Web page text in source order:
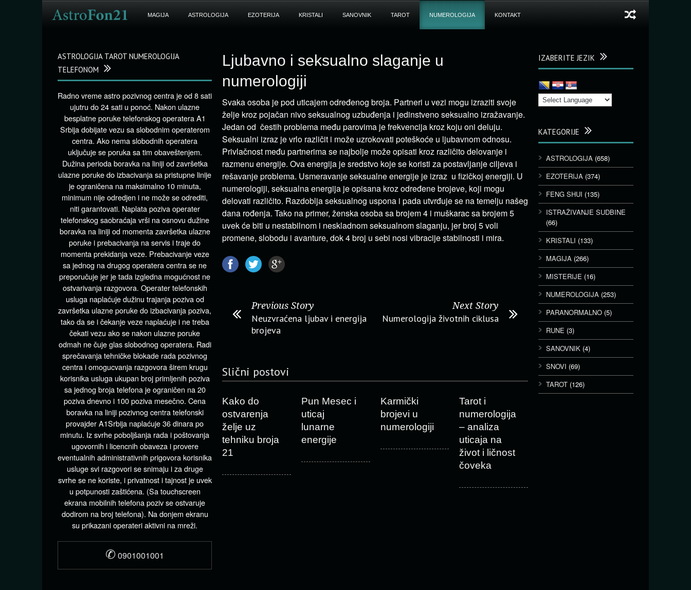
MAGIJA ASTROLOGIJA EZOTERIJA KRISTALI SANOVNIK TAROT NUMEROLOGIJA KONTAKT
Ljubavno i seksualno slaganje u
numerologiji
Svaka osoba je pod uticajem određenog broja. Partneri u vezi mogu izraziti svoje
želje kroz pojačan nivo seksualnog uzbuđenja i jedinstveno seksualno izražavanje.
Jedan od čestih problema među parovima je frekvencija kroz koju oni deluju.
Seksualni izraz je vrlo različit i može uzrokovati poteškoće u ljubavnom odnosu.
Privlačnost među partnerima se najbolje može opisati kroz različito delovanje i
razmenu energije. Ova energija je sredstvo koje se koristi za postavljanje ciljeva i
rešavanje problema. Usmeravanje seksualne energije je izraz u fizičkoj energiji. U
numerologiji, seksualna energija je opisana kroz određene brojeve, koji mogu
delovati različito. Razdoblja seksualnog uspona i pada utvrđuje se na temelju našeg
dana rođenja. Tako na primer, ženska osoba sa brojem 4 i muškarac sa brojem 5
uvek će biti u nestabilnom i neskladnom seksualnom slaganju, jer broj 5 voli
promene, slobodu i avanture, dok 4 broj u sebi nosi vibracije stabilnosti i mira.
Previous Story
Neuzvraćena ljubav i energija
brojeva
Next Story
Numerologija životnih ciklusa
Slični postovi
Kako do
ostvarenja
želje uz
tehniku broja
21
Pun Mesec i
uticaj
lunarne
energije
Karmički
brojevi u
numerologiji
Tarot i
numerologija
– analiza
uticaja na
život i ličnost
čoveka
IZABERITE JEZIK
KATEGORIJE
ASTROLOGIJA (658)
EZOTERIJA (374)
FENG SHUI (135)
ISTRAŽIVANJE SUDBINE
(66)
KRISTALI (133)
MAGIJA (266)
MISTERIJE (16)
NUMEROLOGIJA (253)
PARANORMALNO (5)
RUNE (3)
SANOVNIK (4)
SNOVI (69)
TAROT (126)
ASTROLOGIJA TAROT NUMEROLOGIJA
TELEFONOM
Radno vreme astro pozivnog centra je od 8 sati
ujutru do 24 sati u ponoć. Nakon ulazne
besplatne poruke telefonskog operatera A1
Srbija dobijate vezu sa slobodnim operaterom
centra. Ako nema slobodnih operatera
uključuje se poruka sa tim obaveštenjem.
Dužina perioda boravka na liniji od završetka
ulazne poruke do izbacivanja sa pristupne linije
je ograničena na maksimalno 10 minuta,
minimum nije odredjen i ne može se odrediti,
niti garantovati. Naplata poziva operater
telefonskog saobraćaja vrši na osnovu dužine
boravka na liniji od momenta završetka ulazne
poruke i prebacivanja na servis i traje do
momenta prekidanja veze. Prebacivanje veze
sa jednog na drugog operatera centra se ne
preporučuje jer je tada izgledna mogućnost ne
ostvarivanja razgovora. Operater telefonskih
usluga naplaćuje dužinu trajanja poziva od
završetka ulazne poruke do izbacivanja poziva,
tako da se i čekanje veze naplaćuje i ne treba
čekati vezu ako se nakon ulazne poruke
odmah ne čuje glas slobodnog operatera. Radi
sprečavanja tehničke blokade rada pozivnog
centra i omogucvanja razgovora širem krugu
korisnika usluga ukupan broj primljenih poziva
sa jednog broja telefona je ograničen na 20
poziva dnevno i 100 poziva mesečno. Cena
boravka na liniji pozivnog centra telefonski
provajder A1Srbija naplaćuje 36 dinara po
minutu. Iz svrhe poboljšanja rada i poštovanja
ugovornih i licencnih obaveza i provere
eventualnih administrativnih prigovora korisnika
usluge svi razgovori se snimaju i za druge
svrhe se ne koriste, i privatnost i tajnost je uvek
u potpunosti zaštićena. (Sa touchscreen
ekrana mobilnih telefona poziv se ostvaruje
dodirom na broj telefona). Na donjem ekranu
su prikazani operateri aktivni na mreži.
✆ 0901001001